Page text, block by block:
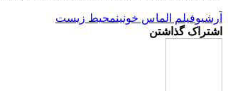
آرشیوفیلم الماس خونینمحیط زیست
اشتراک گذاشتن